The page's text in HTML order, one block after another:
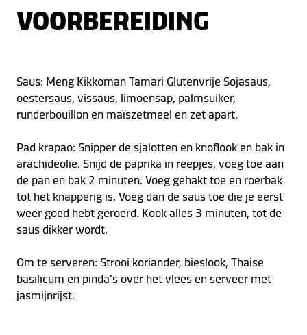
VOORBEREIDING
Saus: Meng Kikkoman Tamari Glutenvrije Sojasaus,
oestersaus, vissaus, limoensap, palmsuiker,
runderbouillon en maïszetmeel en zet apart.
Pad krapao: Snipper de sjalotten en knoflook en bak in
arachideolie. Snijd de paprika in reepjes, voeg toe aan
de pan en bak 2 minuten. Voeg gehakt toe en roerbak
tot het knapperig is. Voeg dan de saus toe die je eerst
weer goed hebt geroerd. Kook alles 3 minuten, tot de
saus dikker wordt.
Om te serveren: Strooi koriander, bieslook, Thaise
basilicum en pinda's over het vlees en serveer met
jasmijnrijst.